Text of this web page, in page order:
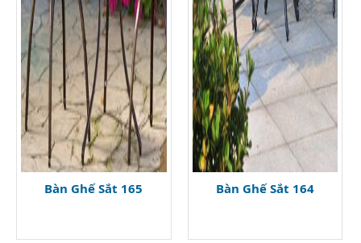
Bàn Ghế Sắt 165 Bàn Ghế Sắt 164